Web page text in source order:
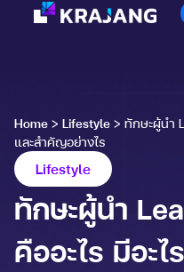
Home > Lifestyle > ทักษะผู้นำ
และสำคัญอย่างไร
Lifestyle
ทักษะผู้นำ
คืออะไร มีอะ